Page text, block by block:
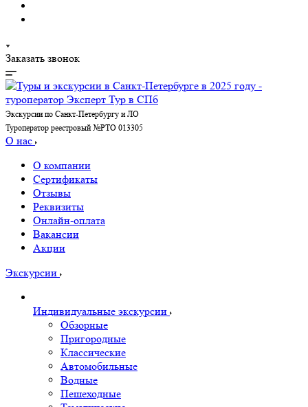
Заказать звонок
Экскурсии по Санкт-Петербургу и ЛО
Туроператор реестровый №РТО 013305
О нас
О компании
Сертификаты
Отзывы
Реквизиты
Онлайн-оплата
Вакансии
Акции
Экскурсии
Индивидуальные экскурсии
Обзорные
Пригородные
Классические
Автомобильные
Водные
Пешеходные